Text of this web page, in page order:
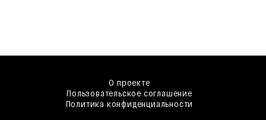
О проекте
Пользовательское соглашение
Политика конфиденциальности